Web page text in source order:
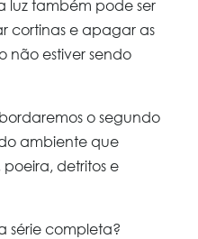
luz também pode ser
cortinas e apagar as
não estiver sendo
o segundo
ambiente que
detritos e
série completa?